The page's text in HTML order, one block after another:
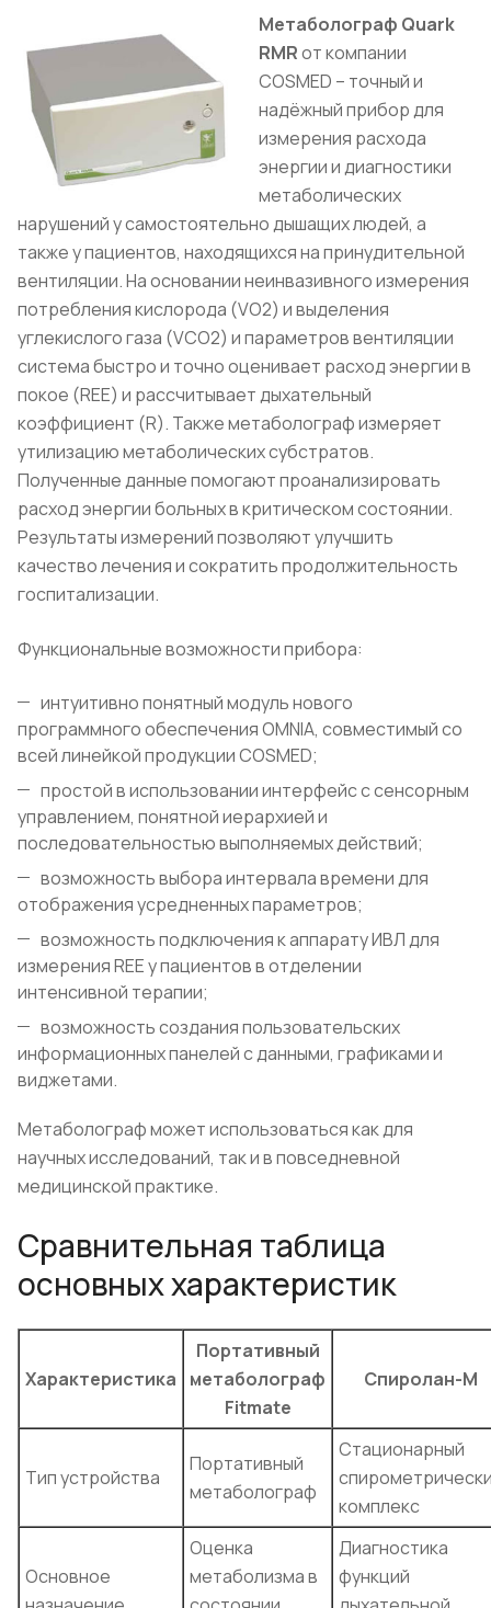
Метаболограф Quark
RMRот компании
COSMED – точный и
надёжный прибор для
измерения расхода
энергии и диагностики
метаболических
нарушений у самостоятельно дышащих людей, а
также у пациентов, находящихся на принудительной
вентиляции. На основании неинвазивного измерения
потребления кислорода (VO2) и выделения
углекислого газа (VCO2) и параметров вентиляции
система быстро и точно оценивает расход энергии в
покое (REE) и рассчитывает дыхательный
коэффициент (R). Также метаболограф измеряет
утилизацию метаболических субстратов.
Полученные данные помогают проанализировать
расход энергии больных в критическом состоянии.
Результаты измерений позволяют улучшить
качество лечения и сократить продолжительность
госпитализации.
Функциональные возможности прибора:
интуитивно понятный модуль нового
программного обеспечения OMNIA, совместимый со
всей линейкой продукции COSMED;
простой в использовании интерфейс с сенсорным
управлением, понятной иерархией и
последовательностью выполняемых действий;
возможность выбора интервала времени для
отображения усредненных параметров;
возможность подключения к аппарату ИВЛ для
измерения REE у пациентов в отделении
интенсивной терапии;
возможность создания пользовательских
информационных панелей с данными, графиками и
виджетами.
Метаболограф может использоваться как для
научных исследований, так и в повседневной
медицинской практике.
Сравнительная таблица
основных характеристик
Характеристика
Портативный
метаболограф
Fitmate
Спиролан-М
Тип устройства
Портативный
метаболограф
Стационарный
комплекс
Основное
Оценка
метаболизма в
Диагностика
функций